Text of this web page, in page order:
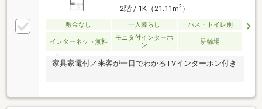
2階 / 1K（21.11m2）
敷金なし 一人暮らし バス・トイレ別
インターネット無料
モニタ付インターホ
ン
駐輪場
家具家電付／来客が一目でわかるTVインターホン付き